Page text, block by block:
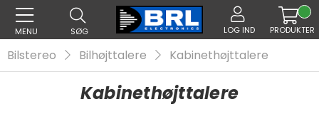
MENU SØG LOG IND PRODUKTER
Bilstereo Bilhøjttalere Kabinethøjttalere
Kabinethøjttalere